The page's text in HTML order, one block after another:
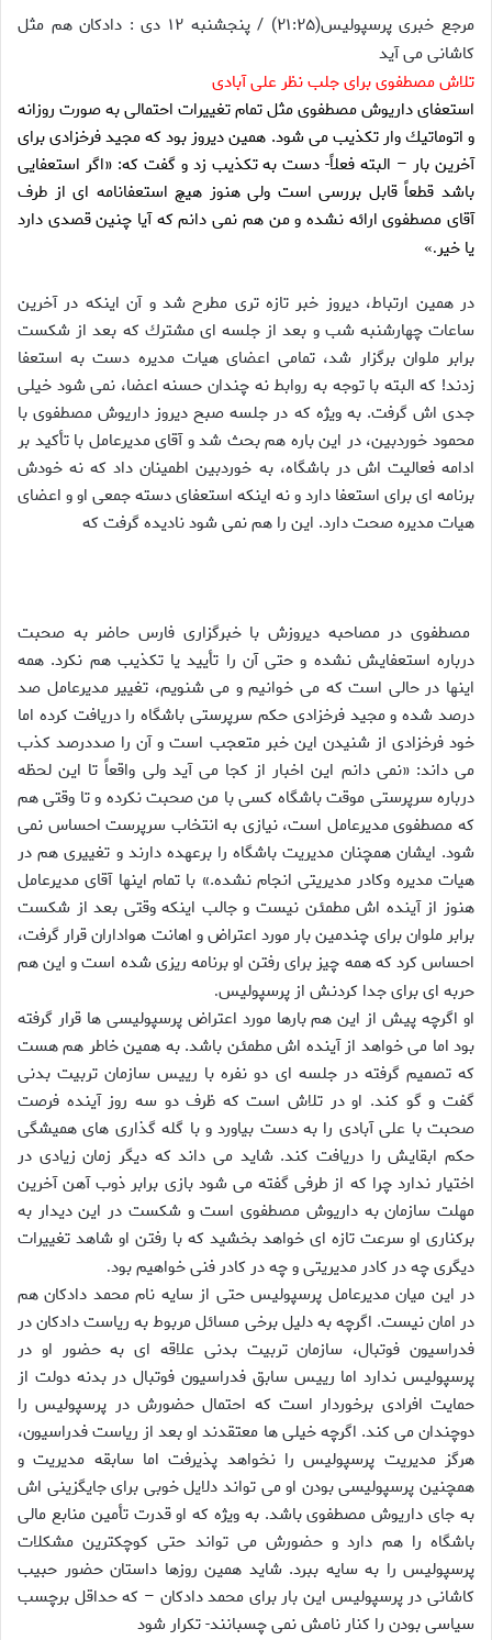
مرجع خبری پرسپولیس(۲۱:۲۵) / پنجشنبه ۱۲ دی : دادكان هم مثل
كاشانى مى آيد
تلاش مصطفوى براى جلب نظر على آبادى
استعفاى داريوش مصطفوى مثل تمام تغييرات احتمالى به صورت روزانه
و اتوماتيك وار تكذيب مى شود. همين ديروز بود كه مجيد فرخزادى براى
آخرين بار – البته فعلاً- دست به تكذيب زد و گفت كه: «اگر استعفايى
باشد قطعاً قابل بررسى است ولى هنوز هيچ استعفانامه اى از طرف
آقاى مصطفوى ارائه نشده و من هم نمى دانم كه آيا چنين قصدى دارد
يا خير.»
در همين ارتباط، ديروز خبر تازه ترى مطرح شد و آن اينكه در آخرين
ساعات چهارشنبه شب و بعد از جلسه اى مشترك كه بعد از شكست
برابر ملوان برگزار شد، تمامى اعضاى هيات مديره دست به استعفا
زدند! كه البته با توجه به روابط نه چندان حسنه اعضا، نمى شود خيلى
جدى اش گرفت. به ويژه كه در جلسه صبح ديروز داريوش مصطفوى با
محمود خوردبين، در اين باره هم بحث شد و آقاى مديرعامل با تأكيد بر
ادامه فعاليت اش در باشگاه، به خوردبين اطمينان داد كه نه خودش
برنامه اى براى استعفا دارد و نه اينكه استعفاى دسته جمعى او و اعضاى
هيات مديره صحت دارد. اين را هم نمى شود ناديده گرفت كه
مصطفوى در مصاحبه ديروزش با خبرگزارى فارس حاضر به صحبت
درباره استعفايش نشده و حتى آن را تأييد يا تكذيب هم نكرد. همه
اينها در حالى است كه مى خوانيم و مى شنويم، تغيير مديرعامل صد
درصد شده و مجيد فرخزادى حكم سرپرستى باشگاه را دريافت كرده اما
خود فرخزادى از شنيدن اين خبر متعجب است و آن را صددرصد كذب
مى داند: «نمى دانم اين اخبار از كجا مى آيد ولى واقعاً تا اين لحظه
درباره سرپرستى موقت باشگاه كسى با من صحبت نكرده و تا وقتى هم
كه مصطفوى مديرعامل است، نيازى به انتخاب سرپرست احساس نمى
شود. ايشان همچنان مديريت باشگاه را برعهده دارند و تغييرى هم در
هيات مديره وكادر مديريتى انجام نشده.» با تمام اينها آقاى مديرعامل
هنوز از آينده اش مطمئن نيست و جالب اينكه وقتى بعد از شكست
برابر ملوان براى چندمين بار مورد اعتراض و اهانت هواداران قرار گرفت،
احساس كرد كه همه چيز براى رفتن او برنامه ريزى شده است و اين هم
حربه اى براى جدا كردنش از پرسپوليس.
او اگرچه پيش از اين هم بارها مورد اعتراض پرسپوليسى ها قرار گرفته
بود اما مى خواهد از آينده اش مطمئن باشد. به همين خاطر هم هست
كه تصميم گرفته در جلسه اى دو نفره با رييس سازمان تربيت بدنى
گفت و گو كند. او در تلاش است كه ظرف دو سه روز آينده فرصت
صحبت با على آبادى را به دست بياورد و با گله گذارى هاى هميشگى
حكم ابقايش را دريافت كند. شايد مى داند كه ديگر زمان زيادى در
اختيار ندارد چرا كه از طرفى گفته مى شود بازى برابر ذوب آهن آخرين
مهلت سازمان به داريوش مصطفوى است و شكست در اين ديدار به
بركنارى او سرعت تازه اى خواهد بخشيد كه با رفتن او شاهد تغييرات
ديگرى چه در كادر مديريتى و چه در كادر فنى خواهيم بود.
در اين ميان مديرعامل پرسپوليس حتى از سايه نام محمد دادكان هم
در امان نيست. اگرچه به دليل برخى مسائل مربوط به رياست دادكان در
فدراسيون فوتبال، سازمان تربيت بدنى علاقه اى به حضور او در
پرسپوليس ندارد اما رييس سابق فدراسيون فوتبال در بدنه دولت از
حمايت افرادى برخوردار است كه احتمال حضورش در پرسپوليس را
دوچندان مى كند. اگرچه خيلى ها معتقدند او بعد از رياست فدراسيون،
هرگز مديريت پرسپوليس را نخواهد پذيرفت اما سابقه مديريت و
همچنين پرسپوليسى بودن او مى تواند دلايل خوبى براى جايگزينى اش
به جاى داريوش مصطفوى باشد. به ويژه كه او قدرت تأمين منابع مالى
باشگاه را هم دارد و حضورش مى تواند حتى كوچكترين مشكلات
پرسپوليس را به سايه ببرد. شايد همين روزها داستان حضور حبيب
كاشانى در پرسپوليس اين بار براى محمد دادكان – كه حداقل برچسب
سياسى بودن را كنار نامش نمى چسبانند- تكرار شود